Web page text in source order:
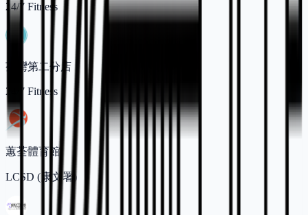
24/7 Fitness
荃灣第二分店
24/7 Fitness
蕙荃體育館
LCSD (康文署)